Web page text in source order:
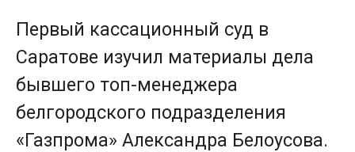
Первый кассационный суд в
Саратове изучил материалы дела
бывшего топ-менеджера
белгородского подразделения
«Газпрома» Александра Белоусова.